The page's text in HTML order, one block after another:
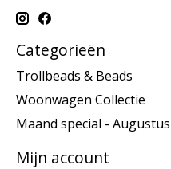
Categorieën
Trollbeads & Beads
Woonwagen Collectie
Maand special - Augustus
Mijn account